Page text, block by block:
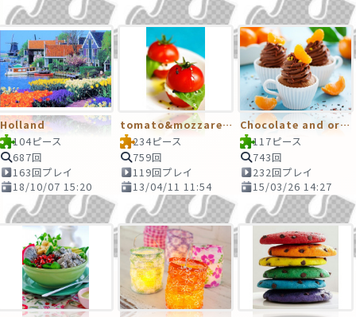
Holland
104ピース
687回
163回プレイ
18/10/07 15:20
tomato&mozzarella
234ピース
759回
119回プレイ
13/04/11 11:54
Chocolate and orange
117ピース
743回
232回プレイ
15/03/26 14:27